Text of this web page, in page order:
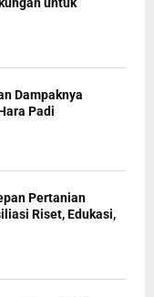
Dampaknya
Padi
Pertanian
Riset, Edukasi,